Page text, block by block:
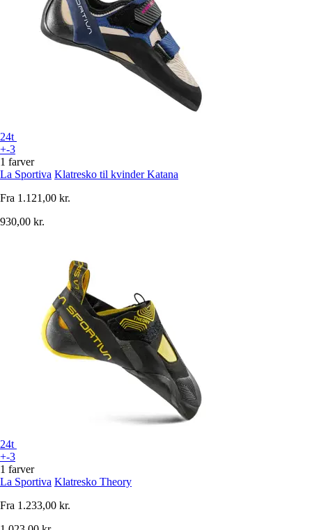
24t
+-3
1 farver
La Sportiva Klatresko til kvinder Katana
Fra 1.121,00 kr.
930,00 kr.
24t
+-3
1 farver
La Sportiva Klatresko Theory
Fra 1.233,00 kr.